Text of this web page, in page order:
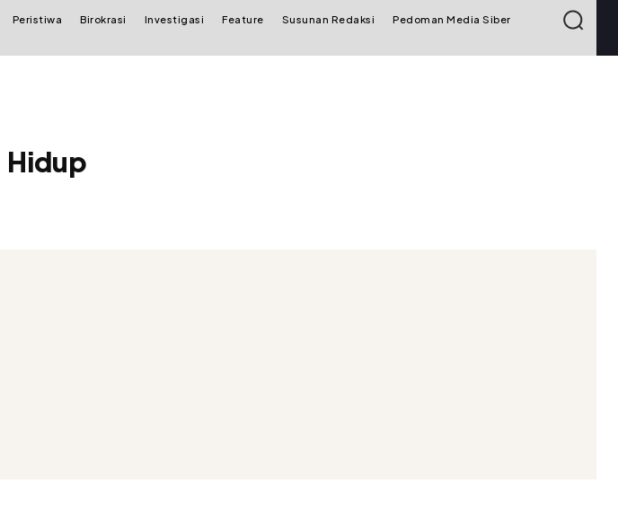
Peristiwa Birokrasi Investigasi Feature Susunan Redaksi Pedoman Media Siber
Hidup